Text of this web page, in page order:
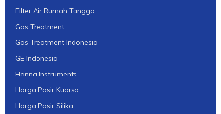
Filter Air Rumah Tangga
Gas Treatment
Gas Treatment Indonesia
GE Indonesia
Hanna Instruments
Harga Pasir Kuarsa
Harga Pasir Silika